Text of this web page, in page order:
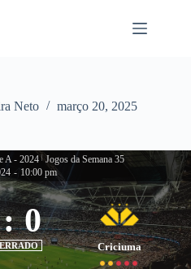
Neto março 20, 2025
A - 2024 Jogos da Semana 35
- 10:00 pm
: 0
Criciuma